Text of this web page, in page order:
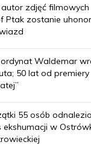
zdjęć filmowych
Ptak zostanie
Waldemar
50 lat od premiery
55 osób
w